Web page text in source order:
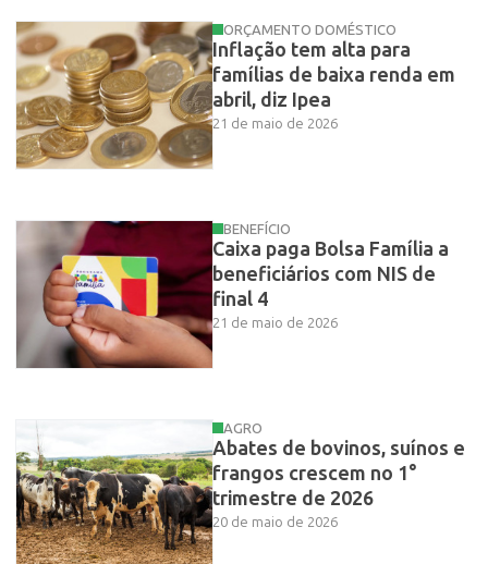
ORÇAMENTO DOMÉSTICO
Inflação tem alta para
famílias de baixa renda em
abril, diz Ipea
21 de maio de 2026
BENEFÍCIO
Caixa paga Bolsa Família a
beneficiários com NIS de
final 4
21 de maio de 2026
AGRO
Abates de bovinos, suínos e
frangos crescem no 1°
trimestre de 2026
20 de maio de 2026